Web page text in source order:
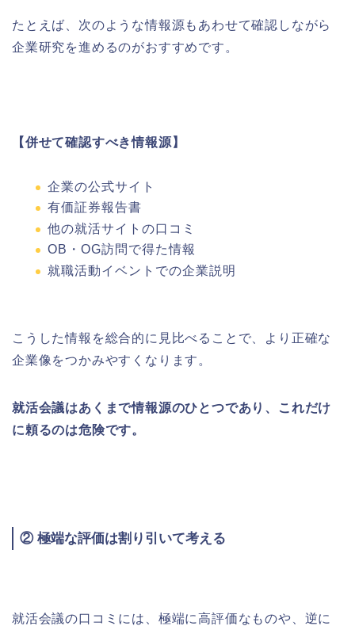
たとえば、次のような情報源もあわせて確認しながら
企業研究を進めるのがおすすめです。
【併せて確認すべき情報源】
企業の公式サイト
有価証券報告書
他の就活サイトの口コミ
OB・OG訪問で得た情報
就職活動イベントでの企業説明
こうした情報を総合的に見比べることで、より正確な
企業像をつかみやすくなります。
就活会議はあくまで情報源のひとつであり、これだけ
に頼るのは危険です。
② 極端な評価は割り引いて考える
就活会議の口コミには、極端に高評価なものや、逆に